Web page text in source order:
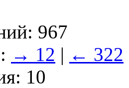
967
→ 12 | ← 322
10